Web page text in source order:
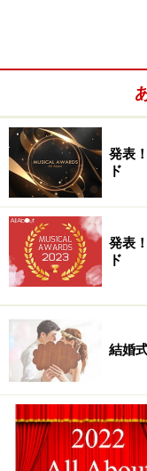
演技の原点
ー』
『アニー』2015年公
――昨年の『アニー
験でしたでしょうか
「これまでお母さ
子供と共演する経
のエネルギー、パ
に心打たれました
お芝居に向き合い
象ですね」
発表
ド
発表
ド
結婚